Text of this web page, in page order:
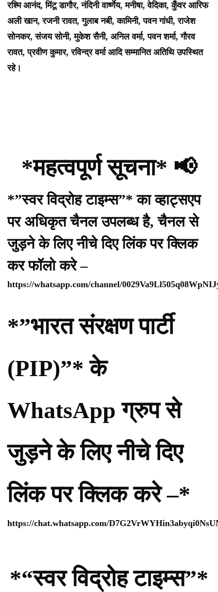
रश्मि आनंद, मिंटू डागौर, नंदिनी वार्ष्णेय, मनीषा, वेदिका, कुँवर आरिफ
अली खान, रजनी रावत, गुलाब नबी, कामिनी, पवन गांधी, राजेश
सोनकर, संजय सोनी, मुकेश सैनी, अनिल वर्मा, पवन शर्मा, गौरव
रावत, प्रवीण कुमार, रविन्द्र वर्मा आदि सम्मानित अतिथि उपस्थित
रहे।
*महत्वपूर्ण सूचना* 📢
*”स्वर विद्रोह टाइम्स”* का व्हाट्सएप
पर अधिकृत चैनल उपलब्ध है, चैनल से
जुड़ने के लिए नीचे दिए लिंक पर क्लिक
कर फॉलो करे –
https://whatsapp.com/channel/
*”भारत संरक्षण पार्टी
(PIP)”* के
WhatsApp ग्रुप से
जुड़ने के लिए नीचे दिए
लिंक पर क्लिक करे –*
https://chat.whatsapp.com/
*“स्वर विद्रोह टाइम्स”*